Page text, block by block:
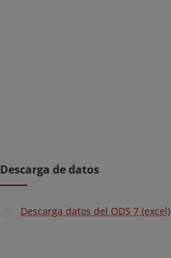
Descarga de datos
Descarga datos del ODS 7 (excel)